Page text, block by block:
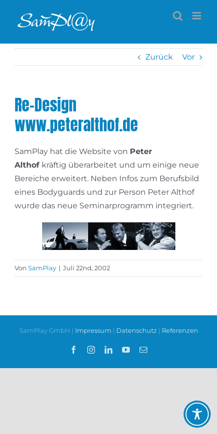
Inhalt
Zurück Vor
Re-Design
www.peteralthof.de
SamPlay hat die Website von Peter
Althof kräftig überarbeitet und um einige neue
Bereiche erweitert. Neben Infos zum Berufsbild
eines Bodyguards und zur Person Peter Althof
wurde das neue Seminarprogramm integriert.
Von SamPlay | Juli 22nd, 2002
SamPlay GmbH | Impressum | Datenschutz | Referenzen
FacebookInstagramLinkedInYouTube
E-